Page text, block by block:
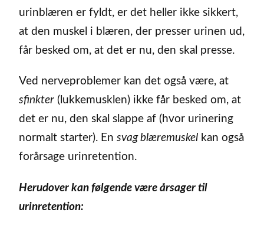
urinblæren er fyldt, er det heller ikke sikkert,
at den muskel i blæren, der presser urinen ud,
får besked om, at det er nu, den skal presse.
Ved nerveproblemer kan det også være, at
sfinkter (lukkemusklen) ikke får besked om, at
det er nu, den skal slappe af (hvor urinering
normalt starter). En svag blæremuskel kan også
forårsage urinretention.
Herudover kan følgende være årsager til
urinretention: